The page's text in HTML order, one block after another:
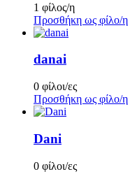
1 φίλος/η
Προσθήκη ως φίλο/η
danai
0 φίλοι/ες
Προσθήκη ως φίλο/η
Dani
0 φίλοι/ες